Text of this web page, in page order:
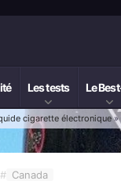
Les tests Le
cigarette électronique»
# Canada